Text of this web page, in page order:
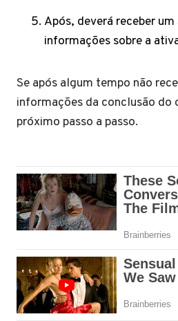
Após, deverá receber um
informações sobre a
Se após algum tempo não
informações da conclusão do
próximo passo a passo.